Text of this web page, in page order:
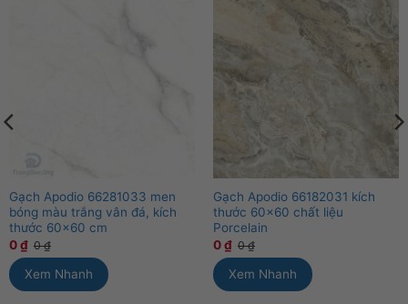
Gạch Apodio 66281033 men
bóng màu trắng vân đá, kích
thước 60×60 cm
0₫ 0₫
Xem Nhanh
Gạch Apodio 66182031 kích
thước 60×60 chất liệu
Porcelain
0₫ 0₫
Xem Nhanh